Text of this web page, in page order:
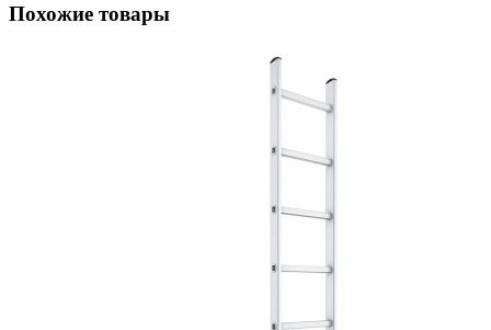
Похожие товары